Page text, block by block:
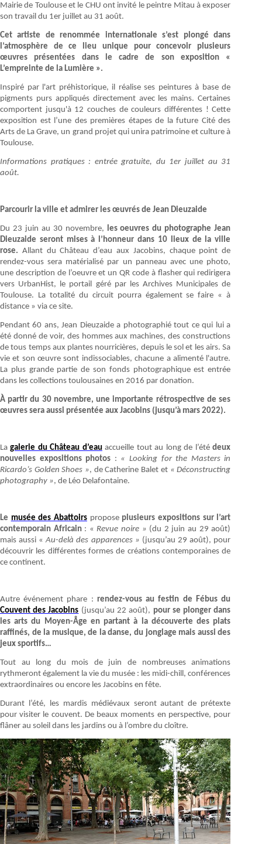
Mairie de Toulouse et le CHU ont invité le peintre Mitau à exposer
son travail du 1er juillet au 31 août.
Cet artiste de renommée internationale s’est plongé dans
l’atmosphère de ce lieu unique pour concevoir plusieurs
œuvres présentées dans le cadre de son exposition «
L’empreinte de la Lumière ».
Inspiré par l'art préhistorique, il réalise ses peintures à base de
pigments purs appliqués directement avec les mains. Certaines
comportent jusqu'à 12 couches de couleurs différentes ! Cette
exposition est l’une des premières étapes de la future Cité des
Arts de La Grave, un grand projet qui unira patrimoine et culture à
Toulouse.
Informations pratiques : entrée gratuite, du 1er juillet au 31
août.
Parcourir la ville et admirer les œuvrés de Jean Dieuzaide
Du 23 juin au 30 novembre, les oeuvres du photographe Jean
Dieuzaide seront mises à l’honneur dans 10 lieux de la ville
rose. Allant du Château d’eau aux Jacobins, chaque point de
rendez-vous sera matérialisé par un panneau avec une photo,
une description de l’oeuvre et un QR code à flasher qui redirigera
vers UrbanHist, le portail géré par les Archives Municipales de
Toulouse. La totalité du circuit pourra également se faire « à
distance » via ce site.
Pendant 60 ans, Jean Dieuzaide a photographié tout ce qui lui a
été donné de voir, des hommes aux machines, des constructions
de tous temps aux plantes nourricières, depuis le sol et les airs. Sa
vie et son œuvre sont indissociables, chacune a alimenté l'autre.
La plus grande partie de son fonds photographique est entrée
dans les collections toulousaines en 2016 par donation.
À partir du 30 novembre, une importante rétrospective de ses
œuvres sera aussi présentée aux Jacobins (jusqu’à mars 2022).
Lagalerie du Château d’eau accueille tout au long de l’étédeux
nouvelles expositions photos : « Looking for the Masters in
Ricardo’s Golden Shoes », de Catherine Balet et « Déconstructing
photography », de Léo Delafontaine.
Le musée des Abattoirs propose plusieurs expositions sur l’art
contemporain Africain : «Revue noire » (du 2 juin au 29 août)
mais aussi «Au-delà des apparences » (jusqu’au 29 août), pour
découvrir les différentes formes de créations contemporaines de
ce continent.
Autre événement phare : rendez-vous au festin de Fébus du
Couvent des Jacobins (jusqu’au 22 août), pour se plonger dans
les arts du Moyen-Âge en partant à la découverte des plats
raffinés, de la musique, de la danse, du jonglage mais aussi des
jeux sportifs…
Tout au long du mois de juin de nombreuses animations
rythmeront également la vie du musée : les midi-chill, conférences
extraordinaires ou encore les Jacobins en fête.
Durant l’été, les mardis médiévaux seront autant de prétexte
pour visiter le couvent. De beaux moments en perspective, pour
flâner au soleil dans les jardins ou à l’ombre du cloître.